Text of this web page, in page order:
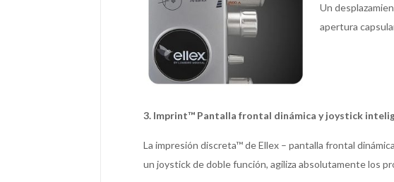
Un
apertura
3. Imprint™ Pantalla frontal dinámica y joystick
La impresión discreta™ de Ellex – pantalla frontal
un joystick de doble función, agiliza absolutamente los